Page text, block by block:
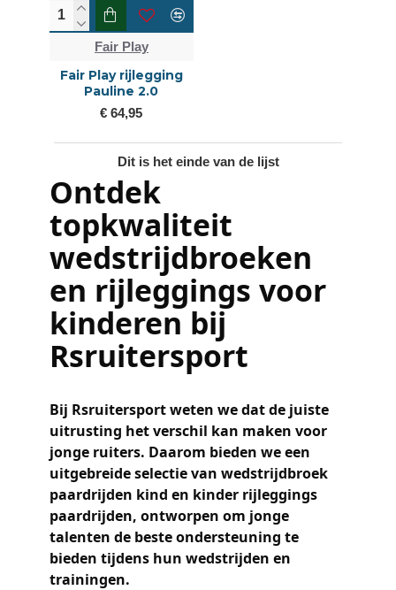
Ontdek
topkwaliteit
wedstrijdbroeken
en rijleggings voor
kinderen bij
Rsruitersport
Bij Rsruitersport weten we dat de juiste
uitrusting het verschil kan maken voor
jonge ruiters. Daarom bieden we een
uitgebreide selectie van wedstrijdbroek
paardrijden kind en kinder rijleggings
paardrijden, ontworpen om jonge
talenten de beste ondersteuning te
bieden tijdens hun wedstrijden en
trainingen.
Fair Play
Fair Play rijlegging
Pauline 2.0
€ 64,95
Dit is het einde van de lijst